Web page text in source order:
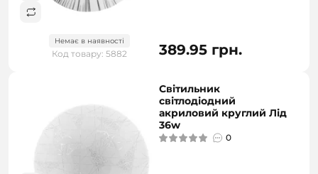
Немає в наявності
Код товару: 5882 389.95 грн.
Світильник
світлодіодний
акриловий круглий Лід
36w
0